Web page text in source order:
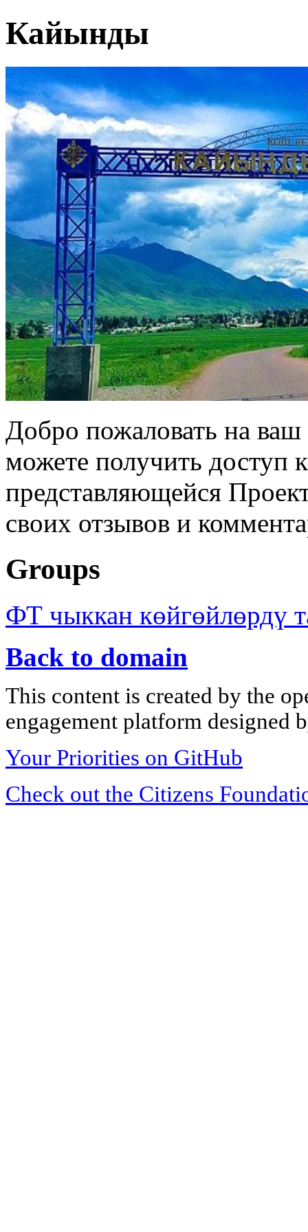
Кайынды
Добро пожаловать на
можете получить доступ
представляющейся
своих отзывов и
Groups
ФТ чыккан көйгөйлөрдү
Back to domain
This content is created by the
engagement platform designed
Your Priorities on GitHub
Check out the Citizens